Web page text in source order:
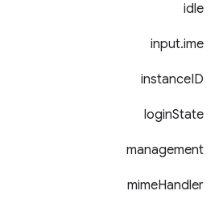
idle
input.ime
instanceID
loginState
management
mimeHandler